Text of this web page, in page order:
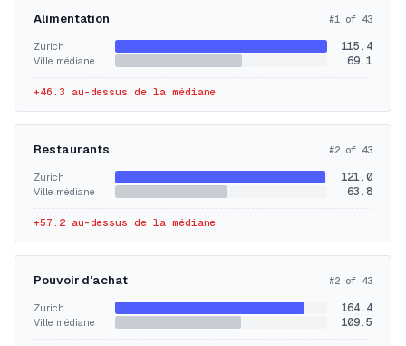
Alimentation #1 of 43
Zurich 115.4
Ville médiane 69.1
+46.3 au-dessus de la médiane
Restaurants #2 of 43
Zurich 121.0
Ville médiane 63.8
+57.2 au-dessus de la médiane
Pouvoir d'achat #2 of 43
Zurich 164.4
Ville médiane 109.5